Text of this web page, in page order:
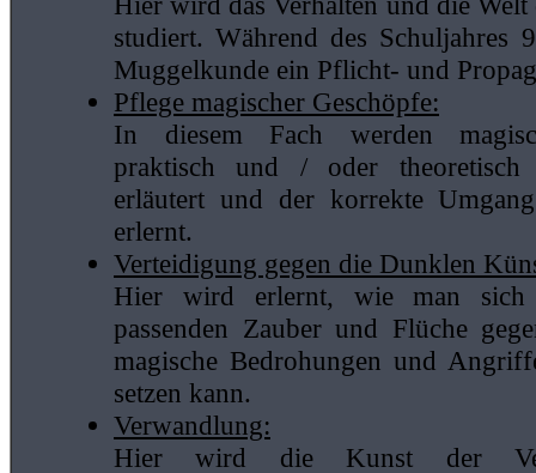
studiert. Während des Schuljahres
Muggelkunde ein Pflicht- und
Pflege magischer Geschöpfe:
In diesem Fach werden
praktisch und / oder theoretisch
erläutert und der korrekte
erlernt.
Verteidigung gegen die Dunklen
Hier wird erlernt, wie man
passenden Zauber und Flüche
magische Bedrohungen und
setzen kann.
Verwandlung:
Hier wird die Kunst der